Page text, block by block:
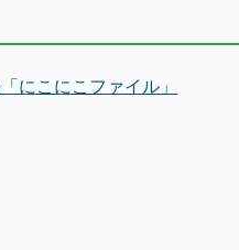
にこにこファイル」